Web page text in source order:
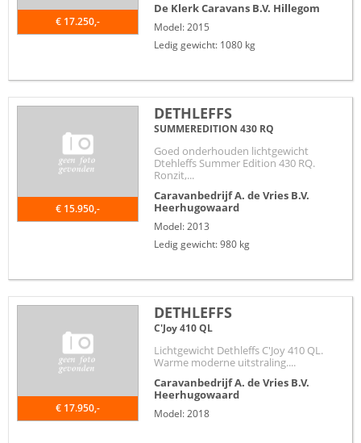
€ 17.250,-
De Klerk Caravans B.V. Hillegom
Model: 2015
Ledig gewicht: 1080 kg
€ 15.950,-
DETHLEFFS
SUMMEREDITION 430 RQ
Goed onderhouden lichtgewicht
Dtehleffs Summer Edition 430 RQ.
Ronzit,...
Caravanbedrijf A. de Vries B.V.
Heerhugowaard
Model: 2013
Ledig gewicht: 980 kg
€ 17.950,-
DETHLEFFS
C'Joy 410 QL
Lichtgewicht Dethleffs C'Joy 410 QL.
Warme moderne uitstraling....
Caravanbedrijf A. de Vries B.V.
Heerhugowaard
Model: 2018